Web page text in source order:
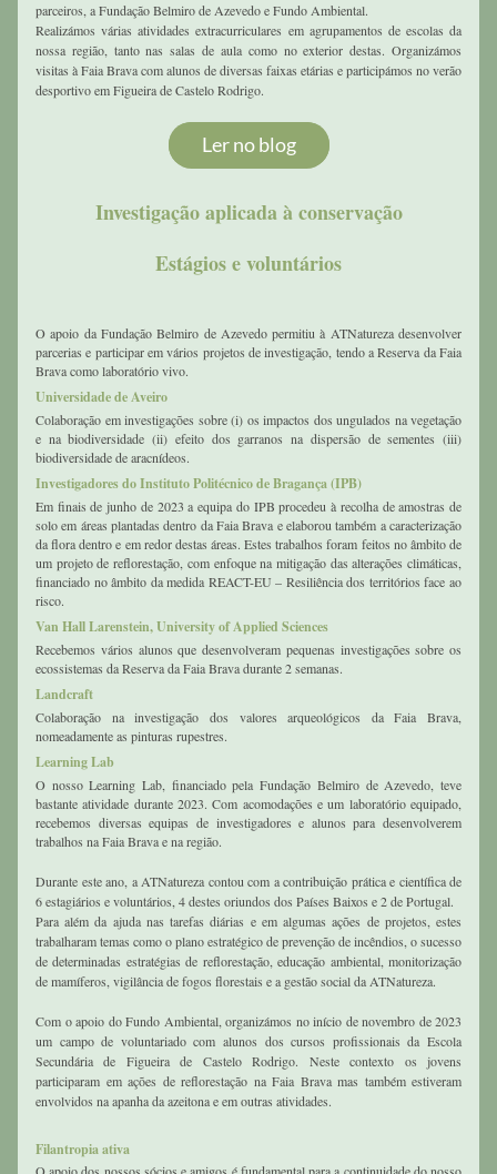
parceiros, a Fundação Belmiro de Azevedo e Fundo Ambiental.
Realizámos várias atividades extracurriculares em agrupamentos de escolas da
nossa região, tanto nas salas de aula como no exterior destas. Organizámos
visitas à Faia Brava com alunos de diversas faixas etárias e participámos no verão
desportivo em Figueira de Castelo Rodrigo.
Ler no blog
Investigação aplicada à conservação
Estágios e voluntários
O apoio da Fundação Belmiro de Azevedo permitiu à ATNatureza desenvolver
parcerias e participar em vários projetos de investigação, tendo a Reserva da Faia
Brava como laboratório vivo.
Universidade de Aveiro
Colaboração em investigações sobre (i) os impactos dos ungulados na vegetação
e na biodiversidade (ii) efeito dos garranos na dispersão de sementes (iii)
biodiversidade de aracnídeos.
Investigadores do Instituto Politécnico de Bragança (IPB)
Em finais de junho de 2023 a equipa do IPB procedeu à recolha de amostras de
solo em áreas plantadas dentro da Faia Brava e elaborou também a caracterização
da flora dentro e em redor destas áreas. Estes trabalhos foram feitos no âmbito de
um projeto de reflorestação, com enfoque na mitigação das alterações climáticas,
financiado no âmbito da medida REACT-EU – Resiliência dos territórios face ao
risco.
Van Hall Larenstein, University of Applied Sciences
Recebemos vários alunos que desenvolveram pequenas investigações sobre os
ecossistemas da Reserva da Faia Brava durante 2 semanas.
Landcraft
Colaboração na investigação dos valores arqueológicos da Faia Brava,
nomeadamente as pinturas rupestres.
Learning Lab
O nosso Learning Lab, financiado pela Fundação Belmiro de Azevedo, teve
bastante atividade durante 2023. Com acomodações e um laboratório equipado,
recebemos diversas equipas de investigadores e alunos para desenvolverem
trabalhos na Faia Brava e na região.
Durante este ano, a ATNatureza contou com a contribuição prática e científica de
6 estagiários e voluntários, 4 destes oriundos dos Países Baixos e 2 de Portugal.
Para além da ajuda nas tarefas diárias e em algumas ações de projetos, estes
trabalharam temas como o plano estratégico de prevenção de incêndios, o sucesso
de determinadas estratégias de reflorestação, educação ambiental, monitorização
de mamíferos, vigilância de fogos florestais e a gestão social da ATNatureza.
Com o apoio do Fundo Ambiental, organizámos no início de novembro de 2023
um campo de voluntariado com alunos dos cursos profissionais da Escola
Secundária de Figueira de Castelo Rodrigo. Neste contexto os jovens
participaram em ações de reflorestação na Faia Brava mas também estiveram
envolvidos na apanha da azeitona e em outras atividades.
Filantropia ativa